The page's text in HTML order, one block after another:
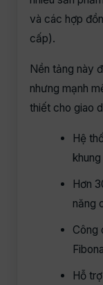
và các hợp
cấp).
Nền tảng này
nhưng mạnh
thiết cho giao
Hệ
Hơn
năng
Công
Hỗ